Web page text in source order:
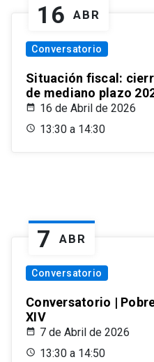
16 ABR
Conversatorio
Situación fiscal:
de mediano plazo
16 de Abril de 2026
13:30 a 14:30
7 ABR
Conversatorio
Conversatorio |
XIV
7 de Abril de 2026
13:30 a 14:50